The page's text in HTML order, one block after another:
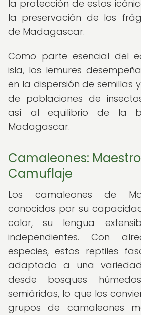
la protección de estos
la preservación de los
de Madagascar.
Como parte esencial del
isla, los lemures
en la dispersión de semillas
de poblaciones de
así al equilibrio de la
Madagascar.
Camaleones:
Camuflaje
Los camaleones de
conocidos por su
color, su lengua
independientes. Con
especies, estos reptiles
adaptado a una
desde bosques
semiáridas, lo que los
grupos de camaleones